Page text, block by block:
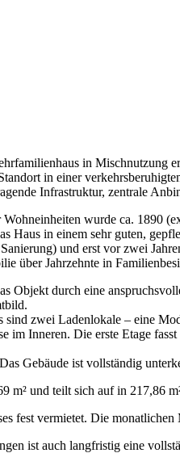
in Mischnutzung
in einer
Infrastruktur, zentrale
wurde ca. 1890
Haus in einem sehr guten,
und erst vor zwei
über Jahrzehnte in
Objekt durch eine
sind zwei Ladenlokale – eine
im Inneren. Die erste Etage
Gebäude ist vollständig
m² und teilt sich auf in 217,86
fest vermietet. Die
ist auch langfristig eine